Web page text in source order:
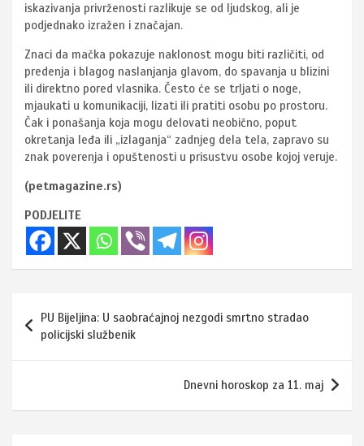
iskazivanja privrženosti razlikuje se od ljudskog, ali je
podjednako izražen i značajan.
Znaci da mačka pokazuje naklonost mogu biti različiti, od
predenja i blagog naslanjanja glavom, do spavanja u blizini
ili direktno pored vlasnika. Često će se trljati o noge,
mjaukati u komunikaciji, lizati ili pratiti osobu po prostoru.
Čak i ponašanja koja mogu delovati neobično, poput
okretanja leđa ili „izlaganja“ zadnjeg dela tela, zapravo su
znak poverenja i opuštenosti u prisustvu osobe kojoj veruje.
(petmagazine.rs)
PODJELITE
Navigacija
članaka
PU Bijeljina: U saobraćajnoj nezgodi smrtno stradao
policijski službenik
Dnevni horoskop za 11. maj